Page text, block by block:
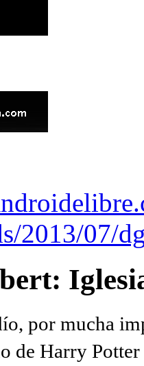
2013/07/
por mucha
de Harry